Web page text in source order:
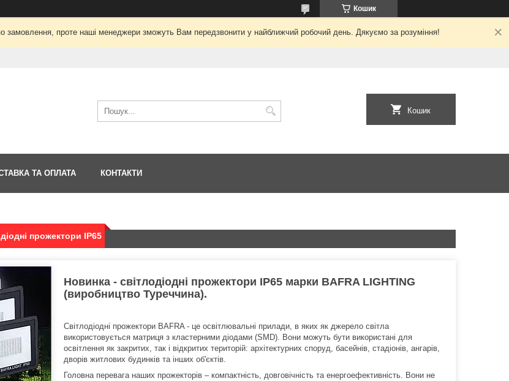
Кошик
замовлення, проте наші менеджери зможуть Вам передзвонити у найближчий робочий день. Дякуємо за розуміння!
Кошик
ТА ОПЛАТА КОНТАКТИ
прожектори IP65
Новинка - світлодіодні прожектори IP65 марки BAFRA LIGHTING
(виробництво Туреччина).
Світлодіодні прожектори BAFRA - це освітлювальні прилади, в яких як джерело світла
використовується матриця з кластерними діодами (SMD). Вони можуть бути використані для
освітлення як закритих, так і відкритих територій: архітектурних споруд, басейнів, стадіонів, ангарів,
дворів житлових будинків та інших об'єктів.
Головна перевага наших прожекторів – компактність, довговічність та енергоефективність. Вони не